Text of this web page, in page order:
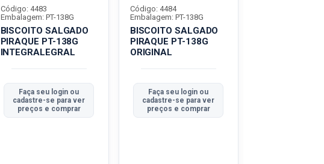
BISCOITO SALGADO
PIRAQUE PT-138G
INTEGRALEGRAL
Código: 4483
Embalagem: PT-138G
Faça seu login ou
cadastre-se para ver
preços e comprar
BISCOITO SALGADO
PIRAQUE PT-138G
ORIGINAL
Código: 4484
Embalagem: PT-138G
Faça seu login ou
cadastre-se para ver
preços e comprar